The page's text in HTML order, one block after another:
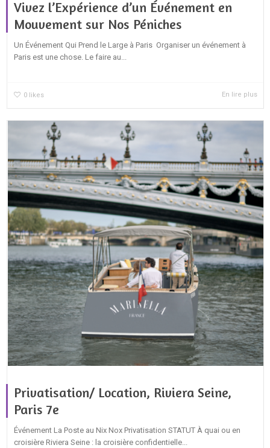
Vivez l’Expérience d’un Événement en
Mouvement sur Nos Péniches
Un Événement Qui Prend le Large à Paris Organiser un événement à
Paris est une chose. Le faire au...
0 likes En lire plus
Privatisation/ Location, Riviera Seine,
Paris 7e
Événement La Poste au Nix Nox Privatisation STATUT À quai ou en
croisière Riviera Seine : la croisière confidentielle...